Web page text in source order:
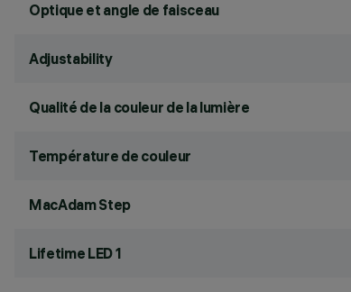
Optique et angle de faisceau
Adjustability
Qualité de la couleur de la lumière
Température de couleur
MacAdam Step
Lifetime LED 1